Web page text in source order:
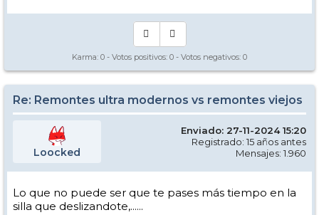
Karma: 0 - Votos positivos: 0 - Votos negativos: 0
Re: Remontes ultra modernos vs remontes viejos
Loocked
Enviado: 27-11-2024 15:20
Registrado: 15 años antes
Mensajes: 1.960
Lo que no puede ser que te pases más tiempo en la
silla que deslizandote,......